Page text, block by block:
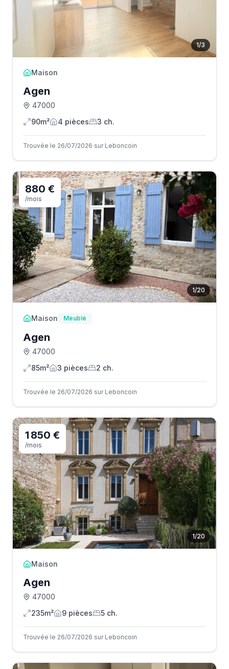
1/3
Maison
Agen
47000
90m²
4 pièces 3 ch.
Trouvée le 26/07/2026 sur Leboncoin
1/20
880 €
/mois
Maison Meublé
Agen
47000
85m²
3 pièces 2 ch.
Trouvée le 26/07/2026 sur Leboncoin
1/20
1 850 €
/mois
Maison
Agen
47000
235m²
9 pièces 5 ch.
Trouvée le 26/07/2026 sur Leboncoin